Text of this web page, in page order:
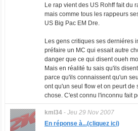
Le rap vient des US Rohff fait du
mais comme tous les rappeurs
US Big Pac EM Dre.
Les gens critiques ses derniéres
préfaire un MC qui essait autre
danger que ce qui disent oueh
Mais en réalité tu sais qu'ils
parce qu'ils connaissent qu'un
ont qu'un seul flow et on peurt de
chose. C'est connu l'inconnu fait
kml34- Jeu 29 Nov 2007
En réponse à...(cliquez ici)